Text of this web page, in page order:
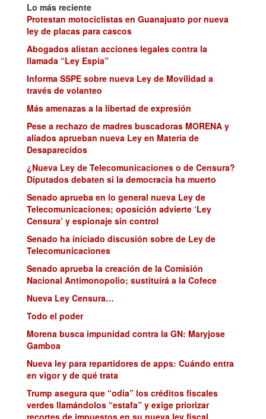
Lo más reciente
Protestan motociclistas en Guanajuato por nueva
ley de placas para cascos
Abogados alistan acciones legales contra la
llamada “Ley Espía”
Informa SSPE sobre nueva Ley de Movilidad a
través de volanteo
Más amenazas a la libertad de expresión
Pese a rechazo de madres buscadoras MORENA y
aliados aprueban nueva Ley en Materia de
Desaparecidos
¿Nueva Ley de Telecomunicaciones o de Censura?
Diputados debaten si la democracia ha muerto
Senado aprueba en lo general nueva Ley de
Telecomunicaciones; oposición advierte ‘Ley
Censura’ y espionaje sin control
Senado ha iniciado discusión sobre de Ley de
Telecomunicaciones
Senado aprueba la creación de la Comisión
Nacional Antimonopolio; sustituirá a la Cofece
Nueva Ley Censura…
Todo el poder
Morena busca impunidad contra la GN: Maryjose
Gamboa
Nueva ley para repartidores de apps: Cuándo entra
en vigor y de qué trata
Trump asegura que “odia” los créditos fiscales
verdes llamándolos “estafa” y exige priorizar
recortes de impuestos en su nueva ley fiscal